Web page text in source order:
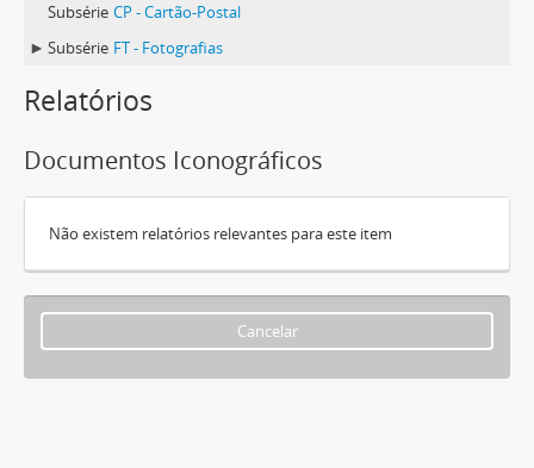
Subsérie CP - Cartão-Postal
Subsérie FT - Fotografias
Relatórios
Documentos Iconográficos
Não existem relatórios relevantes para este item
Cancelar